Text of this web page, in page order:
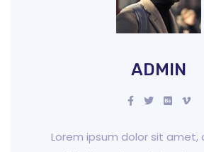
ADMIN
Lorem ipsum dolor sit